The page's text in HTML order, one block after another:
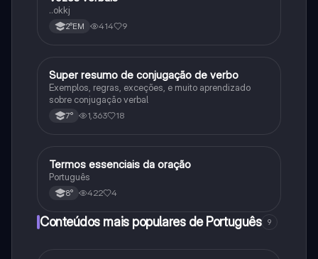
..okkj
2°EM 414 9
Português
Super resumo de conjugação de verbo
Exemplos, regras, exceções, e muito aprendizado
sobre conjugação verbal
7° 1,363 18
Português
Termos essenciais da oração
Português
8° 422 4
Conteúdos mais populares de Português 9